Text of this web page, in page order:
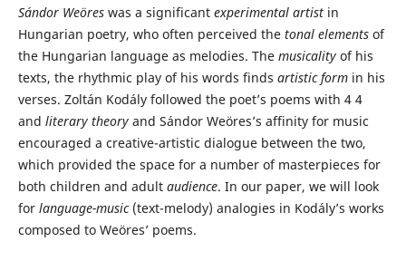
Sándor Weöreswas a significant experimental artistin
Hungarian poetry, who often perceived the tonal elementsof
the Hungarian language as melodies. The musicalityof his
texts, the rhythmic play of his words finds artistic formin his
verses. Zoltán Kodály followed the poet’s poems with 4 4
and literary theoryand Sándor Weöres’s affinity for music
encouraged a creative-artistic dialogue between the two,
which provided the space for a number of masterpieces for
both children and adult audience. In our paper, we will look
for language-music(text-melody) analogies in Kodály’s works
composed to Weöres’ poems.